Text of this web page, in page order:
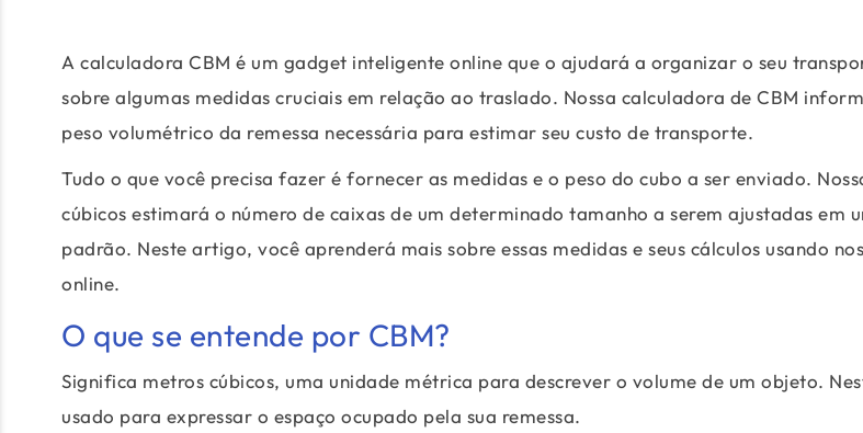
A calculadora CBM é um gadget inteligente online que o ajudará a organizar o seu
sobre algumas medidas cruciais em relação ao traslado. Nossa calculadora de CBM
peso volumétrico da remessa necessária para estimar seu custo de transporte.
Tudo o que você precisa fazer é fornecer as medidas e o peso do cubo a ser enviado.
cúbicos estimará o número de caixas de um determinado tamanho a serem ajustadas em
padrão. Neste artigo, você aprenderá mais sobre essas medidas e seus cálculos usando
online.
O que se entende por CBM?
Significa metros cúbicos, uma unidade métrica para descrever o volume de um objeto.
usado para expressar o espaço ocupado pela sua remessa.